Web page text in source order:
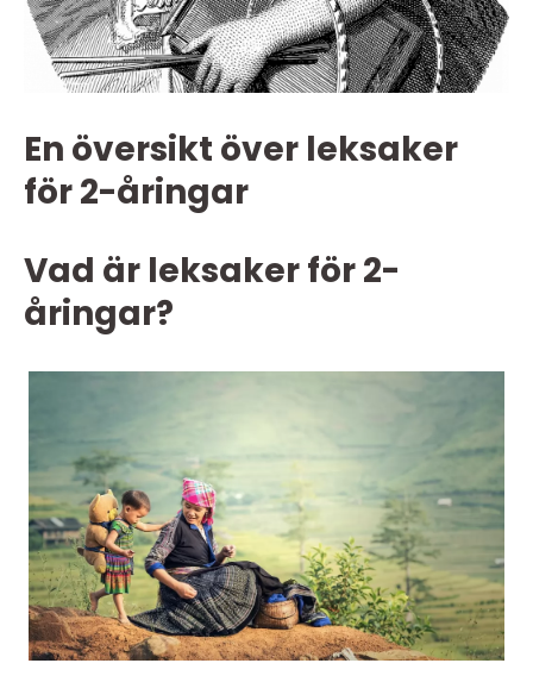
En översikt över leksaker
för 2-åringar
Vad är leksaker för 2-
åringar?